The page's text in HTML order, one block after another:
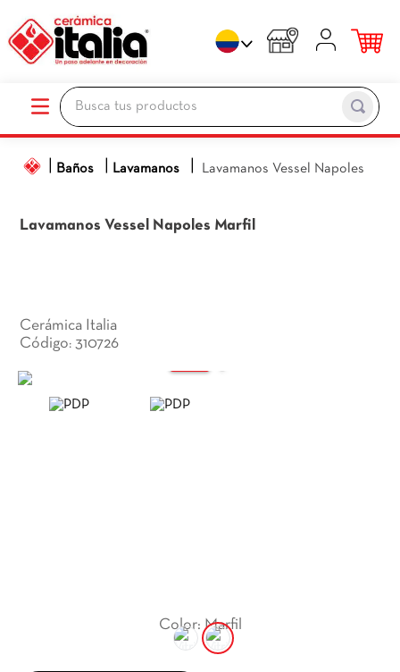
Busca tus productos
Baños Lavamanos Lavamanos Vessel Napoles
Lavamanos Vessel Napoles Marfil
Cerámica Italia
:310726
Color: Marfil
1.
porcelanato
6.
cocina
8.
ceramica baños